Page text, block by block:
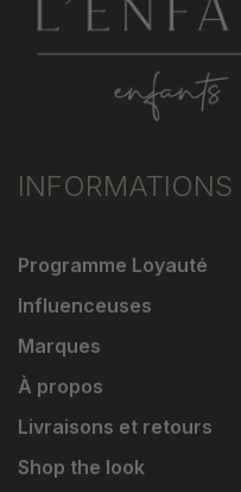
INFORMATIONS
Programme Loyauté
Influenceuses
Marques
À propos
Livraisons et retours
Shop the look